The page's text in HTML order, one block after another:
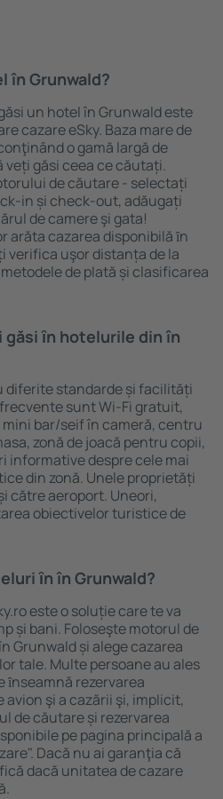
în Grunwald?
un hotel în Grunwald este
cazare eSky. Baza mare de
o gamă largă de
găsi ceea ce căutați.
de căutare - selectați
in și check-out, adăugați
de camere şi gata!
arăta cazarea disponibilă ȋn
verifica uşor distanța de la
de plată și clasificarea
ȋn hotelurile din în
diferite standarde și facilități
sunt Wi-Fi gratuit,
mini bar/seif în cameră, centru
zonă de joacă pentru copii,
informative despre cele mai
din zonă. Unele proprietăți
către aeroport. Uneori,
obiectivelor turistice de
ȋn în Grunwald?
este o soluție care te va
și bani. Foloseşte motorul de
Grunwald și alege cazarea
tale. Multe persoane au ales
ȋnseamnă rezervarea
şi a cazării şi, implicit,
de căutare și rezervarea
pe pagina principală a
Dacă nu ai garanţia că
dacă unitatea de cazare